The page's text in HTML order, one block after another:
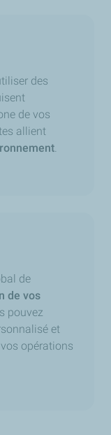
des
de vos
allient
.
de
de vos
pouvez
et
opérations